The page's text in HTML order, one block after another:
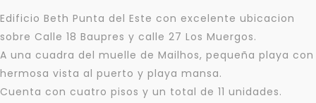
Edificio Beth Punta del Este con excelente ubicacion
sobre Calle 18 Baupres y calle 27 Los Muergos.
A una cuadra del muelle de Mailhos, pequeña playa con
hermosa vista al puerto y playa mansa.
Cuenta con cuatro pisos y un total de 11 unidades.